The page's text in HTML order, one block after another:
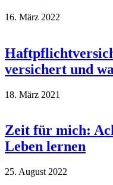
16. März 2022
versichert und
18. März 2021
Zeit für mich:
Leben lernen
25. August 2022